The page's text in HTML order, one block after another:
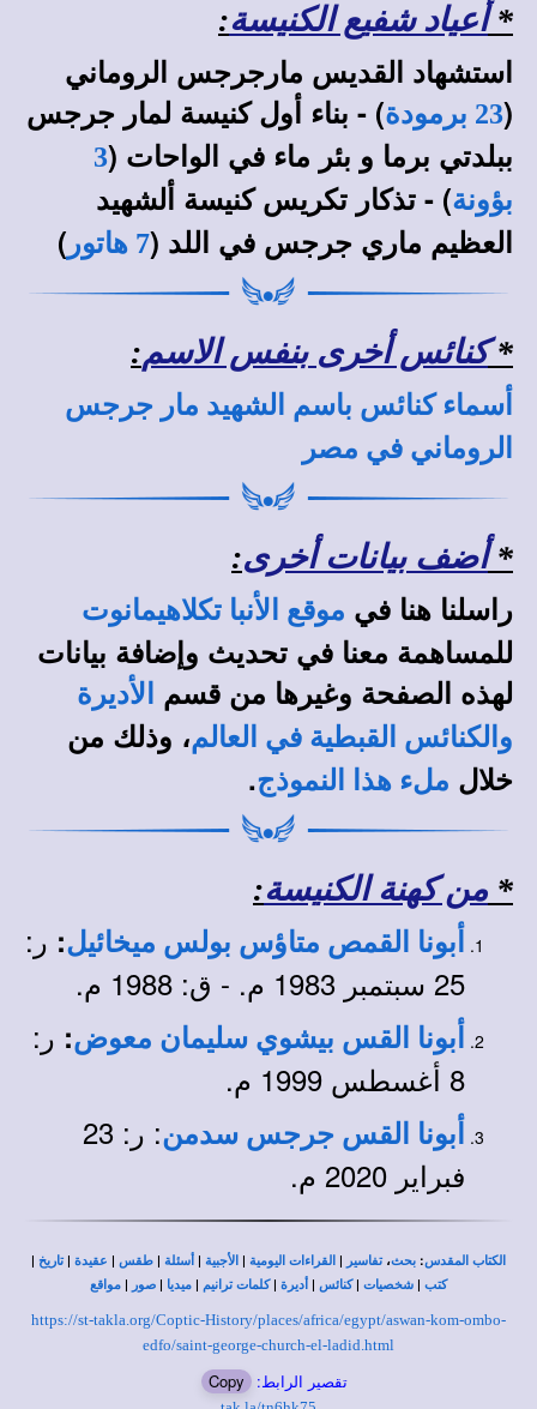
*أعياد شفيع الكنيسة:
استشهاد القديس مارجرجس الروماني
(23 برمودة
) - بناء أول كنيسة لمار جرجس
ببلدتي برما و بئر ماء في الواحات (3
بؤونة) - تذكار تكريس كنيسة ألشهيد
العظيم ماري جرجس في اللد (7 هاتور )
*كنائس أخرى بنفس الاسم:
أسماء كنائس باسم الشهيد مار جرجس
الروماني في مصر
*أضف بيانات أخرى:
راسلنا هنا في موقع الأنبا تكلاهيمانوت
للمساهمة معنا في تحديث وإضافة بيانات
لهذه الصفحة وغيرها من قسم
الأديرة
والكنائس القبطية في العالم، وذلك من
خلال ملء هذا النموذج.
* من كهنة الكنيسة:
أبونا القمص متاؤس بولس ميخائيل: ر:
25 سبتمبر 1983 م. - ق: 1988 م.
أبونا القس بيشوي سليمان معوض: ر:
8 أغسطس 1999 م.
أبونا القس جرجس سدمن
: ر: 23
فبراير 2020 م.
الكتاب المقدس: بحث،تفاسير | القراءات اليومية | الأجبية | أسئلة | طقس | عقيدة |تاريخ |
كتب | شخصيات |كنائس | أديرة |كلمات ترانيم | ميديا | صور | مواقع
https://st-takla.org/Coptic-History/places/africa/egypt/aswan-kom-ombo-
edfo/saint-george-church-el-ladid.html
تقصير الرابط: Copy